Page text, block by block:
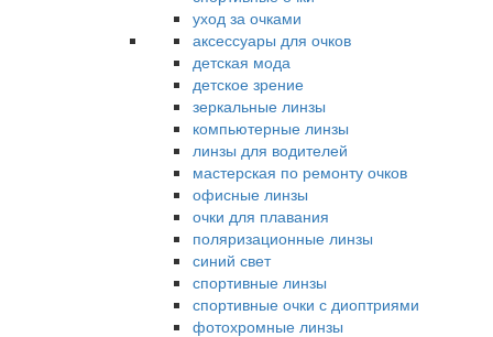
уход за очками
аксессуары для очков
детская мода
детское зрение
зеркальные линзы
компьютерные линзы
линзы для водителей
мастерская по ремонту очков
офисные линзы
очки для плавания
поляризационные линзы
синий свет
спортивные линзы
спортивные очки с диоптриями
фотохромные линзы